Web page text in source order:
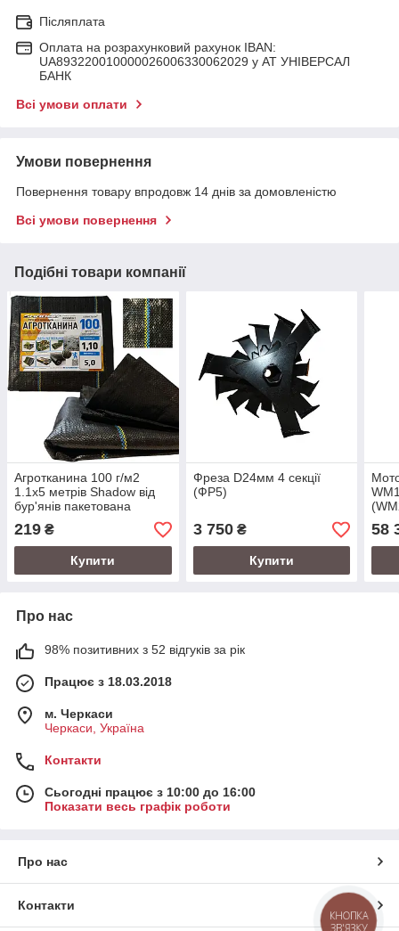
Післяплата
Оплата на розрахунковий рахунок IBAN:
UA893220010000026006330062029 у АТ УНІВЕРСАЛ
БАНК
Всі умови оплати
Умови повернення
Повернення товару впродовж 14 днів за домовленістю
Всі умови повернення
Подібні товари компанії
Агротканина 100 г/м2
1.1х5 метрів Shadow від
бур'янів пакетована
219 ₴
Купити
Фреза D24мм 4 секції
(ФР5)
3 750₴
Купити
58
Про нас
98% позитивних з 52 відгуків за рік
Працює з 18.03.2018
м. Черкаси
Черкаси, Україна
Контакти
Сьогодні працює з 10:00 до 16:00
Показати весь графік роботи
Про нас
Контакти
КНОПКА
ЗВ'ЯЗКУ